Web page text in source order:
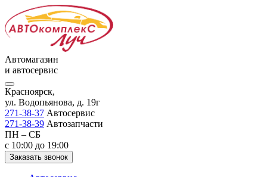
Автомагазин
и автосервис
Красноярск,
ул. Водопьянова, д. 19г
271-38-37 Автосервис
271-38-39 Автозапчасти
ПН – СБ
с 10:00 до 19:00
Заказать звонок